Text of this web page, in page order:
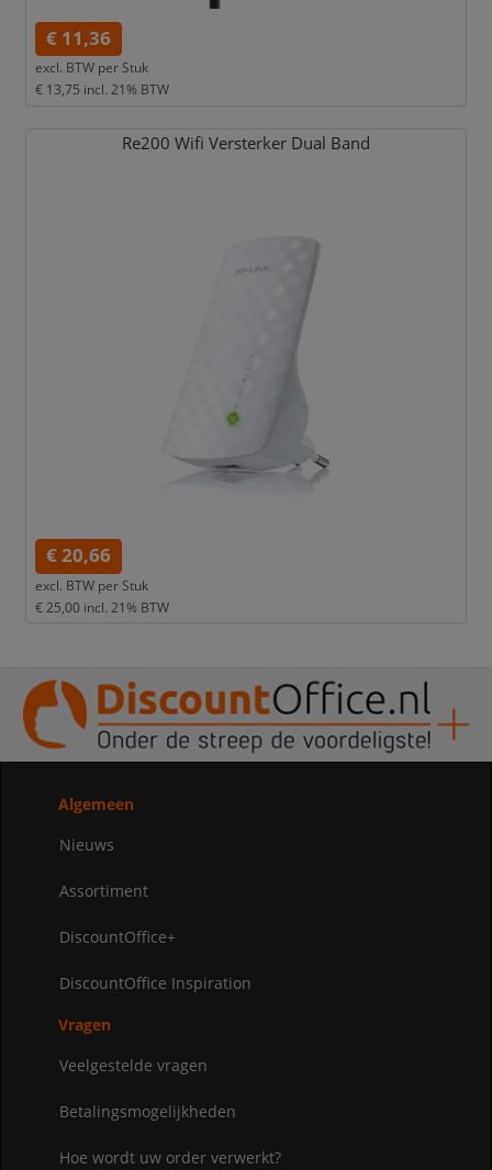
€ 11,36
excl. BTW per Stuk
€ 13,75 incl. 21% BTW
Re200 Wifi Versterker Dual Band
€ 20,66
excl. BTW per Stuk
€ 25,00 incl. 21% BTW
Algemeen
Nieuws
Assortiment
DiscountOffice+
DiscountOffice Inspiration
Vragen
Veelgestelde vragen
Betalingsmogelijkheden
Hoe wordt uw order verwerkt?